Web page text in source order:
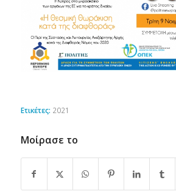
Ετικέτες: 2021
Μοίρασε το